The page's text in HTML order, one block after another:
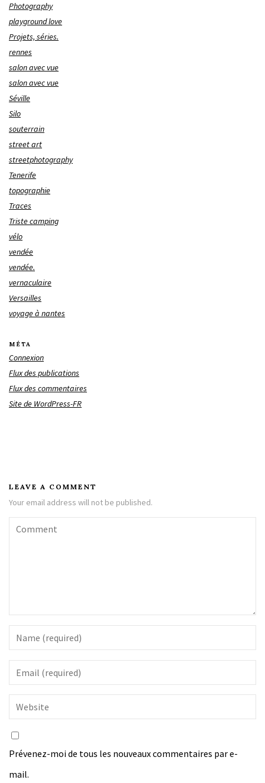
Photography
playground love
Projets, séries.
rennes
salon avec vue
salon avec vue
Séville
Silo
souterrain
street art
streetphotography
Tenerife
topographie
Traces
Triste camping
vélo
vendée
vendée.
vernaculaire
Versailles
voyage à nantes
MÉTA
Connexion
Flux des publications
Flux des commentaires
Site de WordPress-FR
LEAVE A COMMENT
Your email address will not be published.
Prévenez-moi de tous les nouveaux commentaires par e-
mail.